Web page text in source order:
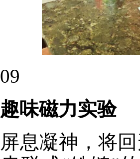
趣味磁力实验
凝神，将回